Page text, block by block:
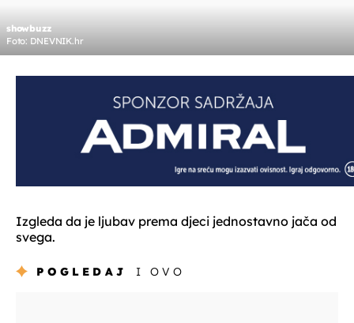
showbuzz
Foto: DNEVNIK.hr
Izgleda da je ljubav prema djeci jednostavno jača od
svega.
POGLEDAJ I OVO